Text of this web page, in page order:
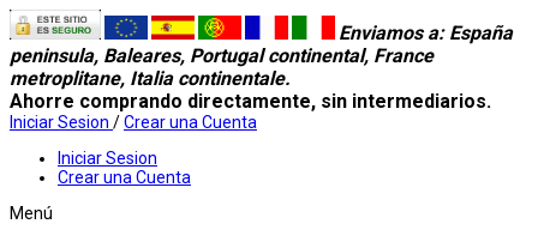
Enviamos a: España
peninsula, Baleares, Portugal continental, France
metroplitane, Italia continentale.
Ahorre comprando directamente, sin intermediarios.
Iniciar Sesion /Crear una Cuenta
Iniciar Sesion
Crear una Cuenta
Menú